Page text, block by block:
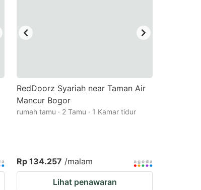
RedDoorz Syariah near Taman Air
Mancur Bogor
rumah tamu · 2 Tamu · 1 Kamar tidur
Rp 134.257 /malam
Lihat penawaran